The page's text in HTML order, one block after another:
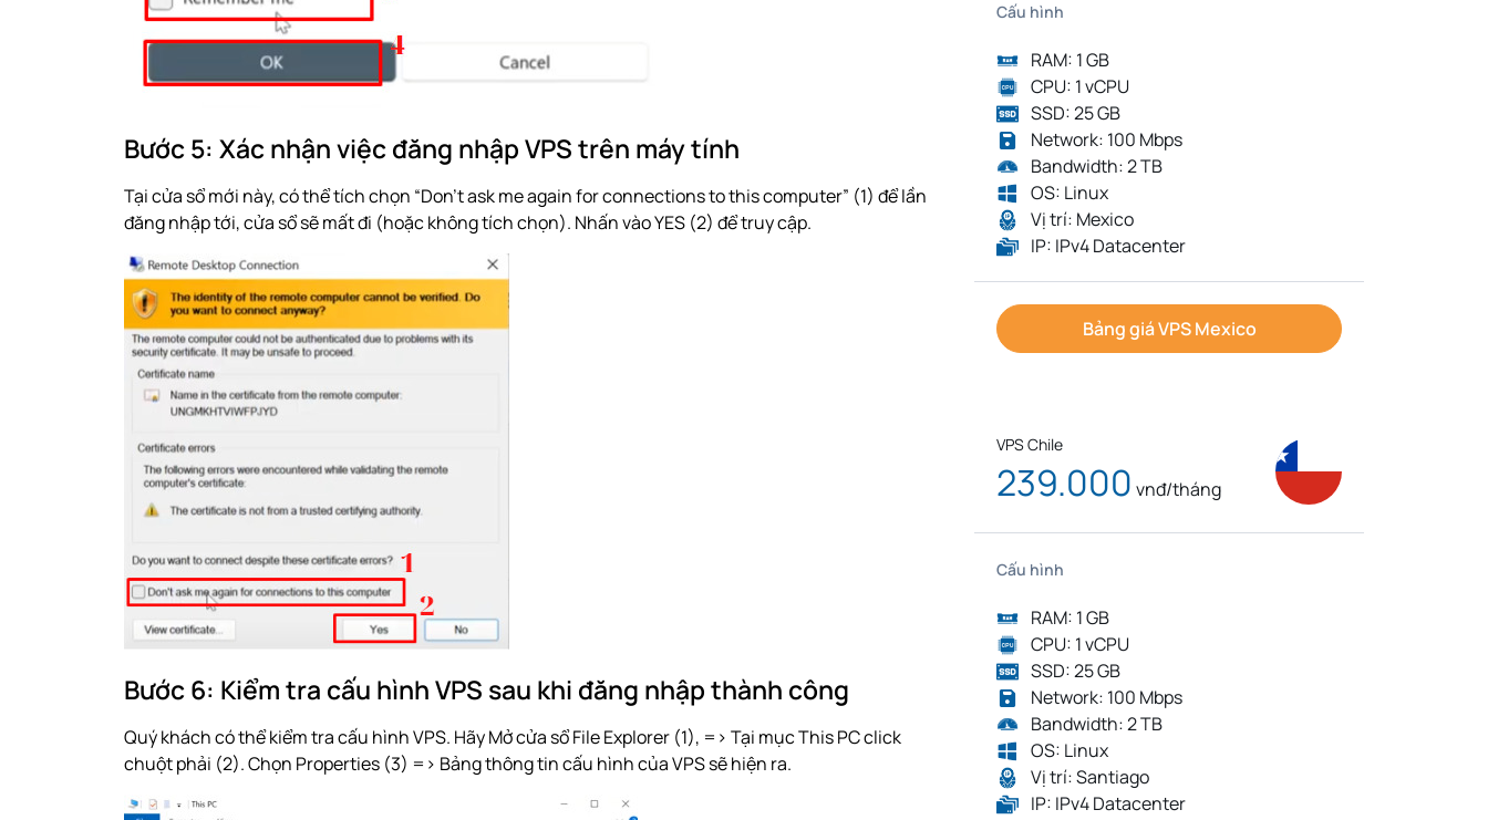
Bước 5: Xác nhận việc đăng nhập VPS trên máy tính
Tại cửa sổ mới này, có thể tích chọn “Don’t ask me again for connections to this computer” (1) để lần
đăng nhập tới, cửa sổ sẽ mất đi (hoặc không tích chọn). Nhấn vào YES (2) để truy cập.
Bước 6: Kiểm tra cấu hình VPS sau khi đăng nhập thành công
Quý khách có thể kiểm tra cấu hình VPS. Hãy Mở cửa sổ File Explorer (1), => Tại mục This PC click
chuột phải (2). Chọn Properties (3) => Bảng thông tin cấu hình của VPS sẽ hiện ra.
Cấu hình
RAM: 1 GB
CPU: 1 vCPU
SSD: 25 GB
Network: 100 Mbps
Bandwidth: 2 TB
OS: Linux
Vị trí: Mexico
IP: IPv4 Datacenter
Bảng giá VPS Mexico
VPS Chile
239.000 vnđ/tháng
Cấu hình
RAM: 1 GB
CPU: 1 vCPU
SSD: 25 GB
Network: 100 Mbps
Bandwidth: 2 TB
OS: Linux
Vị trí: Santiago
IP: IPv4 Datacenter